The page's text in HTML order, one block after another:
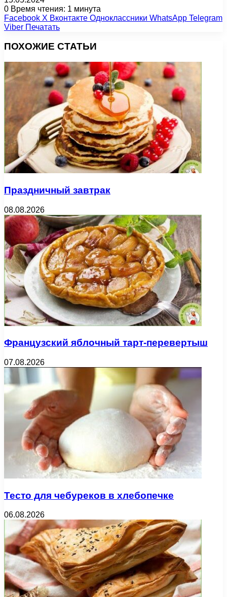
0 Время чтения: 1 минута
Facebook X Вконтакте Одноклассники WhatsApp Telegram
Viber Печатать
ПОХОЖИЕ СТАТЬИ
Праздничный завтрак
08.08.2026
Французский яблочный тарт-перевертыш
07.08.2026
Тесто для чебуреков в хлебопечке
06.08.2026